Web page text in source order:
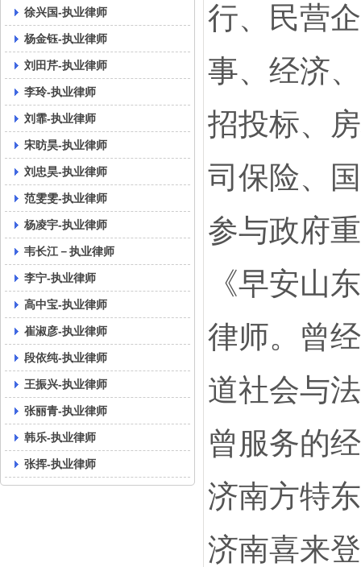
徐兴国-执业律师
杨金钰-执业律师
刘田芹-执业律师
李玲-执业律师
刘霏-执业律师
宋昉昊-执业律师
刘忠昊-执业律师
范雯雯-执业律师
杨凌宇-执业律师
韦长江－执业律师
李宁-执业律师
高中宝-执业律师
崔淑彦-执业律师
段依纯-执业律师
王振兴-执业律师
张丽青-执业律师
韩乐-执业律师
张挥-执业律师
行、民营
事、经济
招投标、
司保险、
参与政府
《早安山
律师。曾
道社会与
曾服务的
济南方特
济南喜来